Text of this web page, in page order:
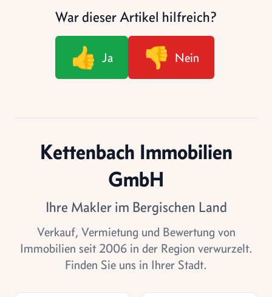
War dieser Artikel hilfreich?
👍 Ja 👎 Nein
Kettenbach Immobilien
GmbH
Ihre Makler im Bergischen Land
Verkauf, Vermietung und Bewertung von
Immobilien seit 2006 in der Region verwurzelt.
Finden Sie uns in Ihrer Stadt.